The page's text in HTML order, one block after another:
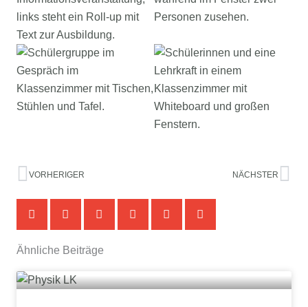
Zurück
VORHERIGER NÄCHSTER
Ähnliche Beiträge